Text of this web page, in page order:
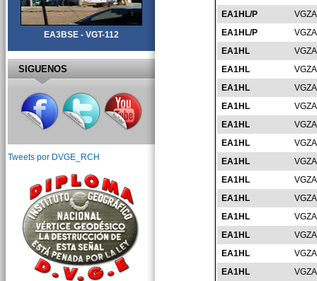
EA1HL/P
EA1HL/P
EA1HL
EA1HL
EA1HL
EA1HL
EA1HL
EA1HL
EA1HL
EA1HL
EA1HL
EA1HL
EA1HL
EA1HL
EA1HL
EA3BSE - VGT-112
SIGUENOS
Tweets por DVGE_RCH